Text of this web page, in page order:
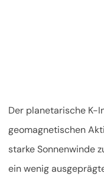
Der planetarische K-
geomagnetischen
starke Sonnenwinde
ein wenig